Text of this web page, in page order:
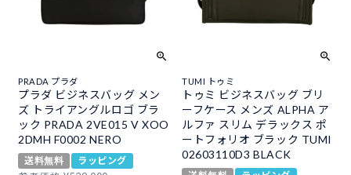
PRADA プラダ
プラダ ビジネスバッグ メン
ズ トライアングルロゴ ブラ
ック PRADA 2VE015 V XOO
2DMH F0002 NERO
送料無料
ラッピング
TUMI トゥミ
トゥミ ビジネスバッグ ブリ
ーフケース メンズ ALPHA ア
ルファ スリム デラックス ポ
ートフォリオ ブラック TUMI
02603110D3 BLACK